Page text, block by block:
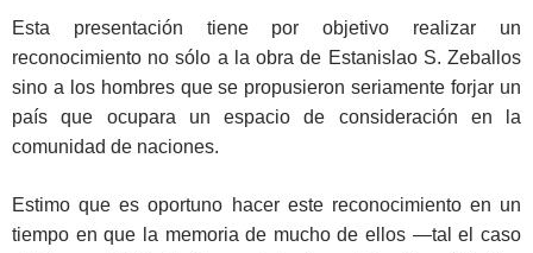
Esta presentación tiene por objetivo realizar un
reconocimiento no sólo a la obra de Estanislao S. Zeballos
sino a los hombres que se propusieron seriamente forjar un
país que ocupara un espacio de consideración en la
comunidad de naciones.
Estimo que es oportuno hacer este reconocimiento en un
tiempo en que la memoria de mucho de ellos —tal el caso